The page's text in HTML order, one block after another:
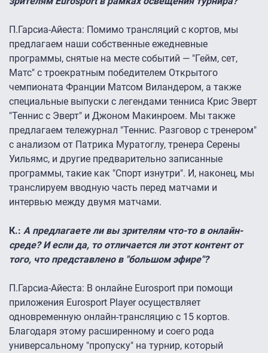
П.Гарсиа-Айеста: Помимо трансляций с кортов, мы
предлагаем наши собственные ежедневные
программы, снятые на месте событий — "Гейм, сет,
Матс" с троекратным победителем Открытого
чемпионата Франции Матсом Виландером, а также
специальные выпуски с легендами тенниса Крис Эверт
"Теннис с Эверт" и Джоном Макинроем. Мы также
предлагаем тележурнал "Теннис. Разговор с тренером"
с анализом от Патрика Муратоглу, тренера Серены
Уильямс, и другие предварительно записанные
программы, такие как "Спорт изнутри". И, наконец, мы
транслируем вводную часть перед матчами и
интервью между двумя матчами.
К.: А предлагаете ли вы зрителям что-то в онлайн-
среде? И если да, то отличается ли этот контент от
того, что представлено в "большом эфире"?
П.Гарсиа-Айеста: В онлайне Eurosport при помощи
приложения Eurosport Player осуществляет
одновременную онлайн-трансляцию с 15 кортов.
Благодаря этому расширенному и соего рода
универсальному "пропуску" на турнир, который